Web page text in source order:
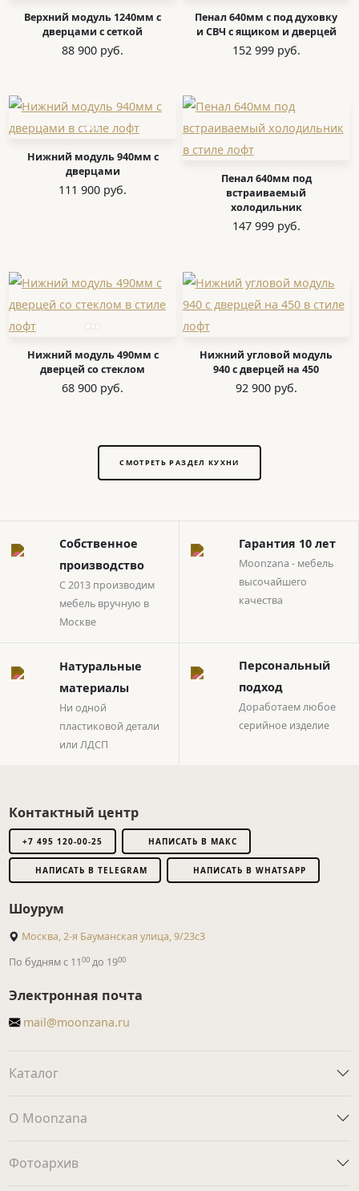
Верхний модуль 1240мм с
дверцами с сеткой
88 900 руб.
Пенал 640мм с под духовку
и СВЧ с ящиком и дверцей
152 999 руб.
Нижний модуль 940мм с
дверцами
111 900 руб.
Пенал 640мм под
встраиваемый
холодильник
147 999 руб.
Нижний модуль 490мм с
дверцей со стеклом
68 900 руб.
Нижний угловой модуль
940 с дверцей на 450
92 900 руб.
СМОТРЕТЬ РАЗДЕЛ КУХНИ
Собственное
производство
С 2013 производим
мебель вручную в
Москве
Гарантия 10 лет
Moonzana - мебель
высочайшего
качества
Натуральные
материалы
Ни одной
пластиковой детали
или ЛДСП
Персональный
подход
Доработаем любое
серийное изделие
Контактный центр
+7 495 120-00-25 НАПИСАТЬ В МАКС
НАПИСАТЬ В TELEGRAM НАПИСАТЬ В WHATSAPP
Шоурум
Москва, 2-я Бауманская улица, 9/23с3
По будням с 1100до 1900
Электронная почта
mail@moonzana.ru
Каталог
О Moonzana
Фотоархив